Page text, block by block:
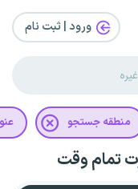
ورود | ثبت‌ نام
منطقه جستجو